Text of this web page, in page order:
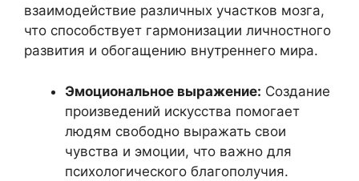
взаимодействие различных участков мозга,
что способствует гармонизации личностного
развития и обогащению внутреннего мира.
Эмоциональное выражение: Создание
произведений искусства помогает
людям свободно выражать свои
чувства и эмоции, что важно для
психологического благополучия.